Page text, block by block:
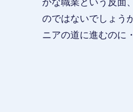
かな職業という反面
のではないでしょう
ニアの道に進むのに